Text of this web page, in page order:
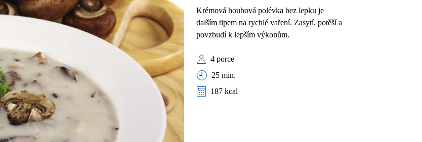
Krémová houbová polévka bez lepku je
dalším tipem na rychlé vaření. Zasytí, potěší a
povzbudí k lepším výkonům.
4 porce
25 min.
187 kcal